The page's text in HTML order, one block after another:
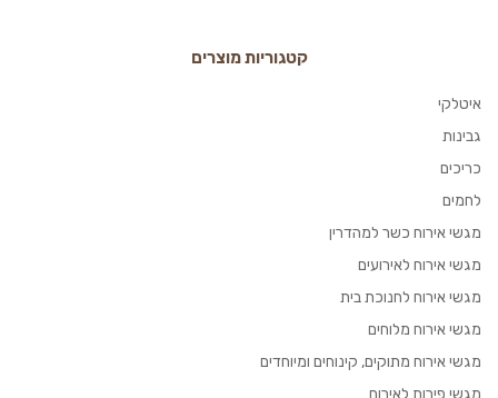
קטגוריות מוצרים
איטלקי
גבינות
כריכים
לחמים
מגשי אירוח כשר למהדרין
מגשי אירוח לאירועים
מגשי אירוח לחנוכת בית
מגשי אירוח מלוחים
מגשי אירוח מתוקים, קינוחים ומיוחדים
מגשי פירות לאירוח